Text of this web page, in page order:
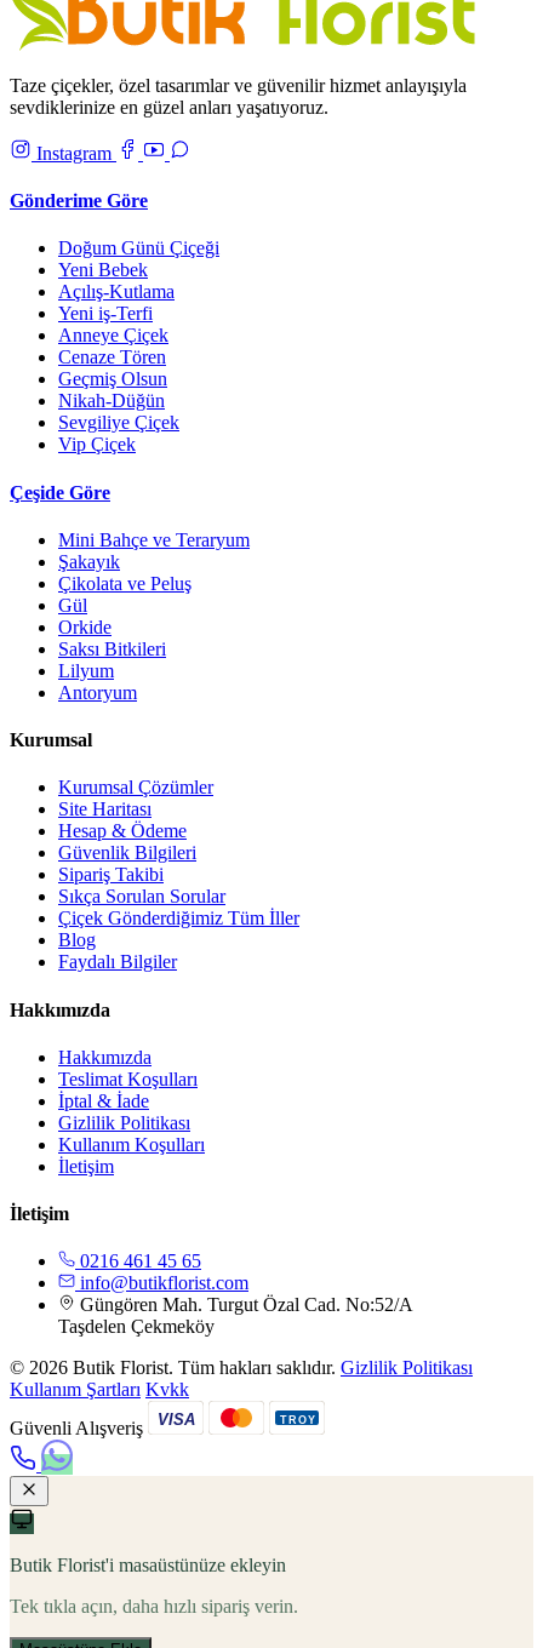
Taze çiçekler, özel tasarımlar ve güvenilir hizmet anlayışıyla
sevdiklerinize en güzel anları yaşatıyoruz.
Instagram
Gönderime Göre
Doğum Günü Çiçeği
Yeni Bebek
Açılış-Kutlama
Yeni iş-Terfi
Anneye Çiçek
Cenaze Tören
Geçmiş Olsun
Nikah-Düğün
Sevgiliye Çiçek
Vip Çiçek
Çeşide Göre
Mini Bahçe ve Teraryum
Şakayık
Çikolata ve Peluş
Gül
Orkide
Saksı Bitkileri
Lilyum
Antoryum
Kurumsal
Kurumsal Çözümler
Site Haritası
Hesap & Ödeme
Güvenlik Bilgileri
Sipariş Takibi
Sıkça Sorulan Sorular
Çiçek Gönderdiğimiz Tüm İller
Blog
Faydalı Bilgiler
Hakkımızda
Hakkımızda
Teslimat Koşulları
İptal & İade
Gizlilik Politikası
Kullanım Koşulları
İletişim
İletişim
0216 461 45 65
info@butikflorist.com
Güngören Mah. Turgut Özal Cad. No:52/A
Taşdelen Çekmeköy
© 2026 Butik Florist. Tüm hakları saklıdır. Gizlilik Politikası
Kullanım Şartları Kvkk
Güvenli Alışveriş
VISA TROY
Butik Florist'i masaüstünüze ekleyin
Tek tıkla açın, daha hızlı sipariş verin.